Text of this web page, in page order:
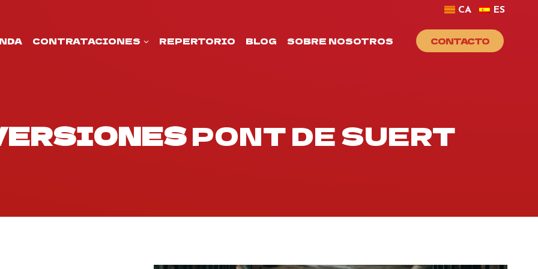
CA ES
CONTRATACIONES REPERTORIO BLOG SOBRE NOSOTROS CONTACTO
PONT DE SUERT